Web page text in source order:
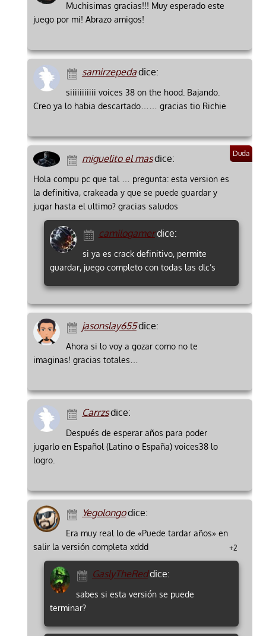
Muchisimas gracias!!! Muy esperado este
juego por mi! Abrazo amigos!
samirzepedadice:
siiiiiiiiiii voices 38 on the hood. Bajando.
Creo ya lo habia descartado…… gracias tio Richie
miguelito el masdice:
Hola compu pc que tal … pregunta: esta version es
la definitiva, crakeada y que se puede guardar y
jugar hasta el ultimo? gracias saludos
camilogamerdice:
si ya es crack definitivo, permite
guardar, juego completo con todas las dlc’s
jasonslay655dice:
Ahora si lo voy a gozar como no te
imaginas! gracias totales…
Carrzsdice:
Después de esperar años para poder
jugarlo en Español (Latino o España) voices38 lo
logro.
Yegolongodice:
Era muy real lo de «Puede tardar años» en
salir la versión completa xddd
+2
GaslyTheReddice:
sabes si esta versión se puede
terminar?